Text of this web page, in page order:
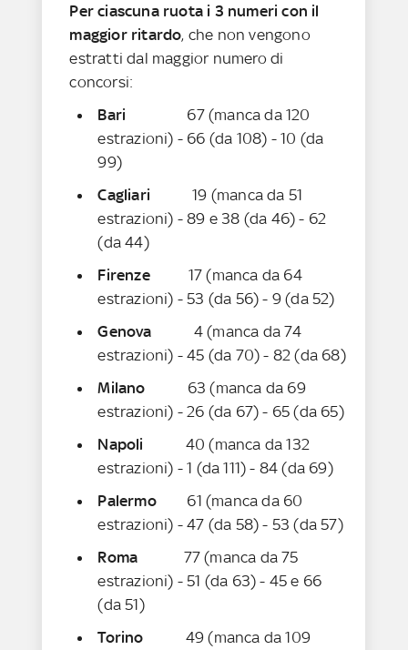
Per ciascuna ruota i 3 numeri con il
maggior ritardo, che non vengono
estratti dal maggior numero di
concorsi:
Bari 67 (manca da 120
estrazioni) - 66 (da 108) - 10 (da
99)
Cagliari19 (manca da 51
estrazioni) - 89 e 38 (da 46) - 62
(da 44)
Firenze 17 (manca da 64
estrazioni) - 53 (da 56) - 9 (da 52)
Genova
4 (manca da 74
estrazioni) - 45 (da 70) - 82 (da 68)
Milano 63 (manca da 69
estrazioni) - 26 (da 67) - 65 (da 65)
Napoli 40 (manca da 132
estrazioni) - 1 (da 111) - 84 (da 69)
Palermo 61 (manca da 60
estrazioni) - 47 (da 58) - 53 (da 57)
Roma 77 (manca da 75
estrazioni) - 51 (da 63) - 45 e 66
(da 51)
Torino 49 (manca da 109